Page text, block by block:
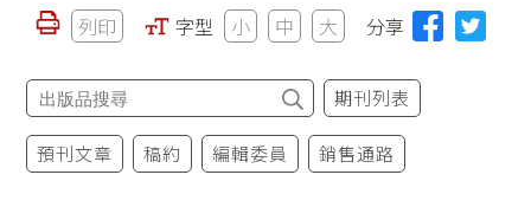
列印 字型 小 中 大 分享
期刊列表
預刊文章 稿約 編輯委員 銷售通路